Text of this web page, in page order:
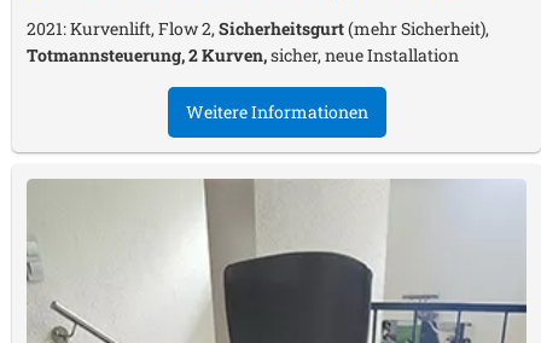
2021: Kurvenlift, Flow 2, Sicherheitsgurt(mehr Sicherheit),
Totmannsteuerung, 2 Kurven,sicher, neue Installation
Weitere Informationen